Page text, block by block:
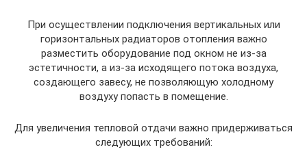
При осуществлении подключения вертикальных или
горизонтальных радиаторов отопления важно
разместить оборудование под окном не из-за
эстетичности, а из-за исходящего потока воздуха,
создающего завесу, не позволяющую холодному
воздуху попасть в помещение.
Для увеличения тепловой отдачи важно придерживаться
следующих требований: